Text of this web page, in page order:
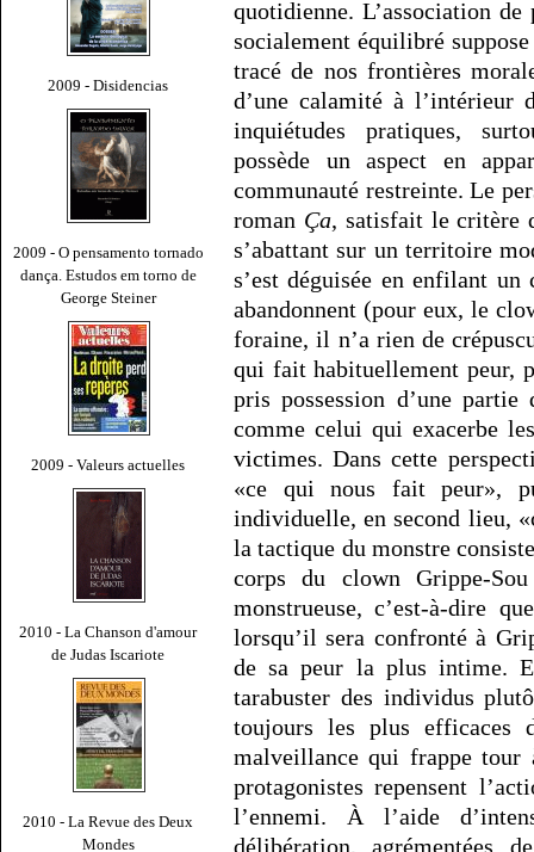
2009 - Disidencias
2009 - O pensamento tornado
dança. Estudos em torno de
George Steiner
2009 - Valeurs actuelles
2010 - La Chanson d'amour
de Judas Iscariote
2010 - La Revue des Deux
Mondes
quotidienne. L’association de
socialement équilibré
tracé de nos frontières
d’une calamité à l’intérieur
inquiétudes pratiques,
possède un aspect en
communauté restreinte. Le
roman Ça, satisfait le critère
s’abattant sur un territoire
s’est déguisée en enfilant
abandonnent (pour eux, le
foraine, il n’a rien de
qui fait habituellement peur,
pris possession d’une
comme celui qui exacerbe
victimes. Dans cette
«ce qui nous fait peur»,
individuelle, en second lieu,
la tactique du monstre
corps du clown Grippe-
monstrueuse, c’est-à-dire
lorsqu’il sera confronté à
de sa peur la plus intime.
tarabuster des individus
toujours les plus efficaces
malveillance qui frappe
protagonistes repensent
l’ennemi. À l’aide
délibération, agrémentées